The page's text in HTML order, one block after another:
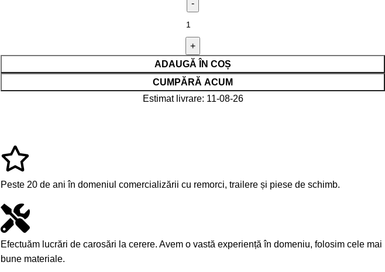
ADAUGĂ ÎN COȘ
CUMPĂRĂ ACUM
Estimat livrare: 11-08-26
Peste 20 de ani în domeniul comercializării cu remorci, trailere și piese de schimb.
Efectuăm lucrări de carosări la cerere. Avem o vastă experiență în domeniu, folosim cele mai
bune materiale.